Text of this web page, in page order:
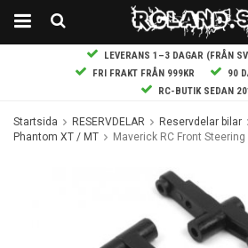
LEVERANS 1–3 DAGAR (FRÅN
FRI FRAKT FRÅN 999KR
90
RC-BUTIK SEDAN
Startsida RESERVDELAR Reservdelar bilar
Phantom XT / MT
Maverick RC Front Steering